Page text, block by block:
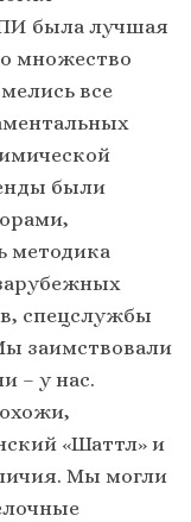
была лучшая
множество
все
были
методика
спецслужбы
заимствовали
– у нас.
«Шаттл» и
Мы могли